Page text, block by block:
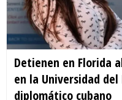
Detienen en Florida
en la Universidad
diplomático cubano